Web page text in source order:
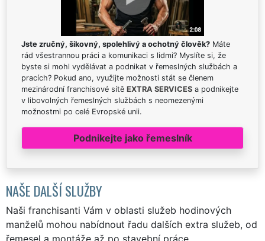
Jste zručný, šikovný, spolehlivý a ochotný člověk? Máte
rád všestrannou práci a komunikaci s lidmi? Myslíte si, že
byste si mohl vydělávat a podnikat v řemeslných službách a
pracích? Pokud ano, využijte možnosti stát se členem
mezinárodní franchisové sítě EXTRA SERVICES a podnikejte
v libovolných řemeslných službách s neomezenými
možnostmi po celé Evropské unii.
Podnikejte jako řemeslník
NAŠE DALŠÍ SLUŽBY
Naši franchisanti Vám v oblasti služeb hodinových
manželů mohou nabídnout řadu dalších extra služeb, od
řemesel a montáže až po stavební práce.